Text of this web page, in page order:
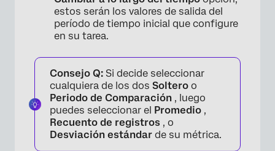
estos serán los valores de salida del
período de tiempo inicial que configure
en su tarea.
Consejo Q: Si decide seleccionar
cualquiera de los dos Soltero o
Periodo de Comparación , luego
puedes seleccionar el Promedio ,
Recuento de registros , o
Desviación estándar de su métrica.